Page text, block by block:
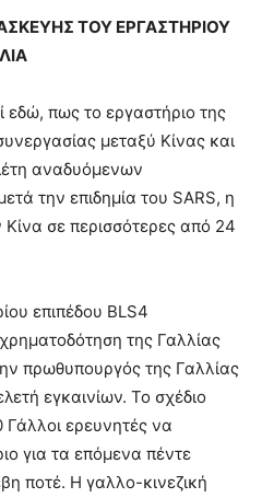
ΤΟΥ ΕΡΓΑΣΤΗΡΙΟΥ
εδώ, πως το εργαστήριο της
μεταξύ Κίνας και
αναδυόμενων
την επιδημία του SARS, η
σε περισσότερες από 24
επιπέδου BLS4
της Γαλλίας
πρωθυπουργός της Γαλλίας
εγκαινίων. Το σχέδιο
ερευνητές να
για τα επόμενα πέντε
ποτέ. Η γαλλο-κινεζική